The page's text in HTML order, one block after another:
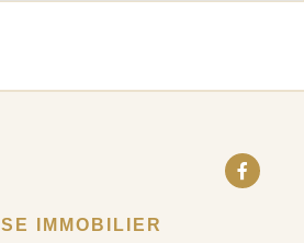
IMMOBILIER